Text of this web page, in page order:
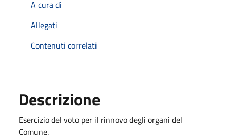
A cura di
Allegati
Contenuti correlati
Descrizione
Esercizio del voto per il rinnovo degli organi del
Comune.